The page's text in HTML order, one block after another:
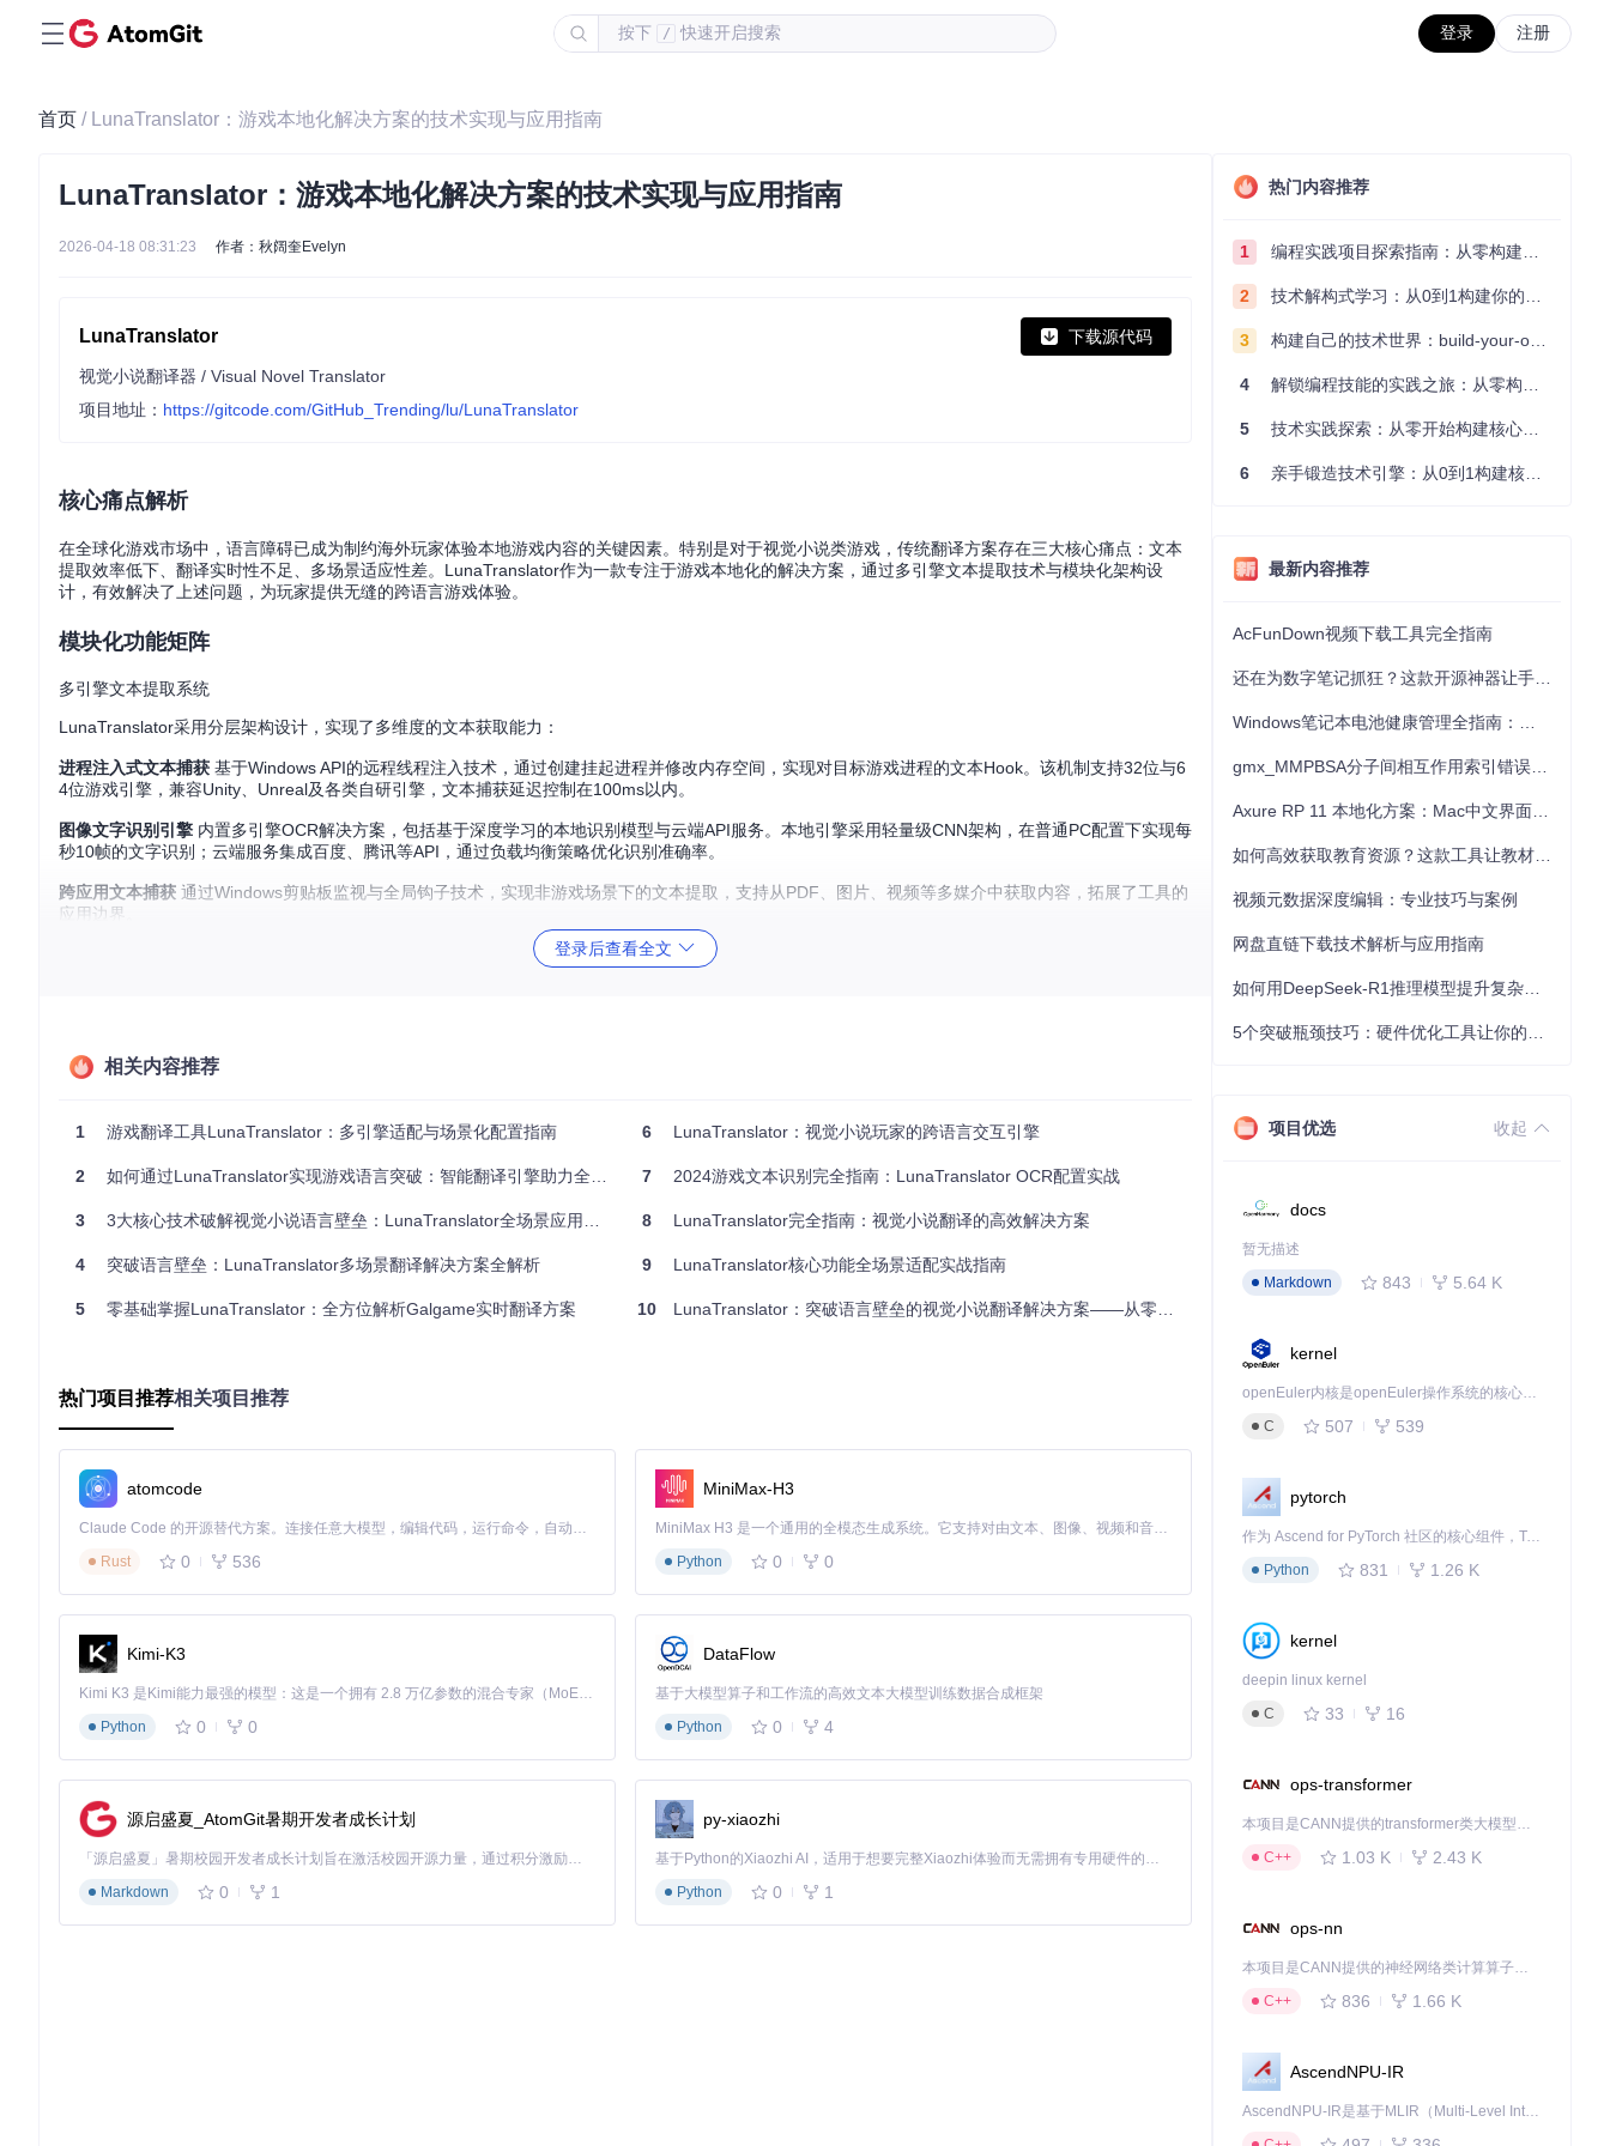
按下 / 快速开启搜索 登录 注册
首页 / LunaTranslator：游戏本地化解决方案的技术实现与应用指南
LunaTranslator：游戏本地化解决方案的技术实现与应用指南
2026-04-18 08:31:23 作者：秋阔奎Evelyn
LunaTranslator 下载源代码
视觉小说翻译器 / Visual Novel Translator
项目地址： https://gitcode.com/GitHub_Trending/lu/LunaTranslator
核心痛点解析
在全球化游戏市场中，语言障碍已成为制约海外玩家体验本地游戏内容的关键因素。特别是对于视觉小说类游戏，传统翻译方案存在三大核心痛点：文本
提取效率低下、翻译实时性不足、多场景适应性差。LunaTranslator作为一款专注于游戏本地化的解决方案，通过多引擎文本提取技术与模块化架构设
计，有效解决了上述问题，为玩家提供无缝的跨语言游戏体验。
模块化功能矩阵
多引擎文本提取系统
LunaTranslator采用分层架构设计，实现了多维度的文本获取能力：
进程注入式文本捕获 基于Windows API的远程线程注入技术，通过创建挂起进程并修改内存空间，实现对目标游戏进程的文本Hook。该机制支持32位与6
4位游戏引擎，兼容Unity、Unreal及各类自研引擎，文本捕获延迟控制在100ms以内。
图像文字识别引擎 内置多引擎OCR解决方案，包括基于深度学习的本地识别模型与云端API服务。本地引擎采用轻量级CNN架构，在普通PC配置下实现每
秒10帧的文字识别；云端服务集成百度、腾讯等API，通过负载均衡策略优化识别准确率。
跨应用文本捕获 通过Windows剪贴板监视与全局钩子技术，实现非游戏场景下的文本提取，支持从PDF、图片、视频等多媒介中获取内容，拓展了工具的
应用边界。
传统翻译API：集成DeepL、Google Translate等服务，提供稳定的翻译质量
离线翻译引擎：支持本地部署的开源模型，保障无网络环境下的基础翻译能力
翻译结果通过NLP后处理模块进行优化，包括句法语义修正、专有名词统一、游戏术语库匹配等，提升翻译文本的可读性与准确性。
场景化配置指南
视觉小说翻译场景
配置流程：
环境准备
HOOK模式配置
在进程选择界面选择游戏主进程
进入游戏后，在文本显示区域点击"捕获文本"
系统自动分析文本缓冲区特征，生成配置文件
翻译引擎选择 在设置界面的"翻译服务"选项卡中，根据网络环境与翻译质量需求选择合适的引擎组合。建议国内用户优先配置百度翻译API，海外用户
可选择DeepL服务。
模拟器游戏适配
针对模拟器环境，LunaTranslator提供特殊优化方案：
调整OCR识别区域至文本显示区域
配置"文本稳定化"参数，解决模拟器渲染延迟导致的识别错误
跨场景应用案例
登录后查看全文
相关内容推荐
1 游戏翻译工具LunaTranslator：多引擎适配与场景化配置指南
2 如何通过LunaTranslator实现游戏语言突破：智能翻译引擎助力全球游戏无障碍体验
3 3大核心技术破解视觉小说语言壁垒：LunaTranslator全场景应用指南
4 突破语言壁垒：LunaTranslator多场景翻译解决方案全解析
5 零基础掌握LunaTranslator：全方位解析Galgame实时翻译方案
6 LunaTranslator：视觉小说玩家的跨语言交互引擎
7 2024游戏文本识别完全指南：LunaTranslator OCR配置实战
8 LunaTranslator完全指南：视觉小说翻译的高效解决方案
9 LunaTranslator核心功能全场景适配实战指南
10 LunaTranslator：突破语言壁垒的视觉小说翻译解决方案——从零基础到专业级配置指南
热门项目推荐相关项目推荐
atomcode
Claude Code 的开源替代方案。连接任意大模型，编辑代码，运行命令，自动验证 — 全自动执行。用 Rust 构建，极致性能。 ｜ An open-source alternative to Claude Code. Connect any LLM, edit code, run commands, and verify changes — autonomously. Built in Rust for speed. Get Started
Rust
0 536
MiniMax-H3
MiniMax H3 是一个通用的全模态生成系统。它支持对由文本、图像、视频和音频组成的多模态上下文进行统一理解，并能生成分辨率高达 2K、时长可达 15 秒的带原生立体声音频的视频。得益于面向任务泛化的系统设计，H3 在预训练阶段就已具备广泛的多模态上下文理解与生成能力，能够出色地执行复杂的多模态指令。
Python
0 0
Kimi-K3
Kimi K3 是Kimi能力最强的模型：这是一个拥有 2.8 万亿参数的混合专家（MoE）模型，具备原生视觉理解能力，并支持 100 万 token 的上下文窗口。
Python
0 0
DataFlow
基于大模型算子和工作流的高效文本大模型训练数据合成框架
Python
0 4
源启盛夏_AtomGit暑期开发者成长计划
「源启盛夏」暑期校园开发者成长计划旨在激活校园开源力量，通过积分激励、认证扶持、资源倾斜等形式，引导高校组织和开发者完成「入驻 — 建项目 — 做贡献 — 获认证 — 得资源」的完整闭环。无论你是想带领社团入驻平台的组织者，还是希望用代码贡献证明自己的开发者，都能在这里找到属于你的成长路径。
Markdown
0 1
py-xiaozhi
基于Python的Xiaozhi AI，适用于想要完整Xiaozhi体验而无需拥有专用硬件的用户。
Python
0 1
热门内容推荐
1 编程实践项目探索指南：从零构建技术能力体系
2 技术解构式学习：从0到1构建你的编程知识体系
3 构建自己的技术世界：build-your-own-x项目的实践探索指南
4 解锁编程技能的实践之旅：从零构建你的技术世界
5 技术实践探索：从零开始构建核心系统的实践指南
6 亲手锻造技术引擎：从0到1构建核心系统的实践指南
最新内容推荐
AcFunDown视频下载工具完全指南
视频元数据深度编辑：专业技巧与案例
网盘直链下载技术解析与应用指南
项目优选 收起
docs
暂无描述
Markdown
843 5.64 K
kernel
openEuler内核是openEuler操作系统的核心，既是系统性能与稳定性的基石，也是连接处理器、设备与服务的桥梁。
C
507 539
pytorch
作为 Ascend for PyTorch 社区的核心组件，TorchNPU 是昇腾专为 PyTorch 打造的深度学习适配插件，使 PyTorch 框架能够直接调用昇腾 NPU，为开发者提供昇腾 AI 处理器的超强算力。
Python
831 1.26 K
kernel
deepin linux kernel
C
33 16
ops-transformer
本项目是CANN提供的transformer类大模型算子库，实现网络在NPU上加速计算。
C++
1.03 K 2.43 K
ops-nn
本项目是CANN提供的神经网络类计算算子库，实现网络在NPU上加速计算。
C++
836 1.66 K
AscendNPU-IR
AscendNPU-IR是基于MLIR（Multi-Level Intermediate Representation）构建的，面向昇腾亲和算子编译时使用的中间表示，提供昇腾完备表达能力，通过编译优化提升昇腾AI处理器计算效率，支持通过生态框架使能昇腾AI处理器与深度调优